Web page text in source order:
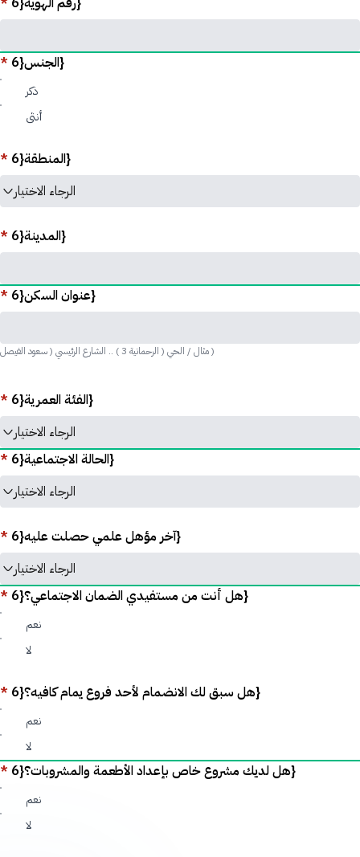
* الجنس{6}
ذكر
أنثى
*
المنطقة{6}
الرجاء الاختيار
* المدينة{6}
* عنوان السكن{6}
مثال / الحي ( الرحمانية 3 ) .. الشارع الرئيسي ( سعود الفيصل )
*
الفئة العمرية{6}
الرجاء الاختيار
*
الحالة الاجتماعية{6}
الرجاء الاختيار
*
آخر مؤهل علمي حصلت عليه{6}
الرجاء الاختيار
*
هل أنت من مستفيدي الضمان الاجتماعي؟{6}
نعم
لا
* هل سبق لك الانضمام لأحد فروع يمام كافيه؟{6}
نعم
لا
* هل لديك مشروع خاص بإعداد الأطعمة والمشروبات؟{6}
نعم
لا